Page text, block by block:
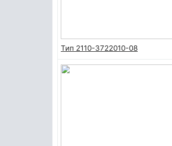
Тип 2110-3722010-08